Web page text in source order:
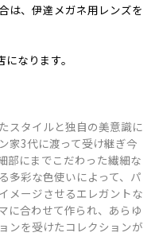
は、伊達メガネ用レンズを
なります。
スタイルと独自の美意識に
家3代に渡って受け継ぎ今
部にまでこだわった繊細な
多彩な色使いによって、パ
メージさせるエレガントな
に合わせて作られ、あらゆ
ンを受けたコレクションが